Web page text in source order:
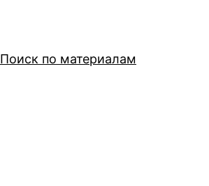
Поиск по материалам